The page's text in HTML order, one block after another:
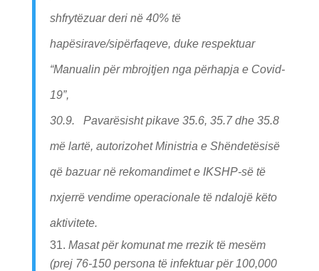
shfrytëzuar deri në 40% të
hapësirave/sipërfaqeve, duke respektuar
“Manualin për mbrojtjen nga përhapja e Covid-
19”,
30.9. Pavarësisht pikave 35.6, 35.7 dhe 35.8
më lartë, autorizohet Ministria e Shëndetësisë
që bazuar në rekomandimet e IKSHP-së të
nxjerrë vendime operacionale të ndalojë këto
aktivitete.
Masat për komunat me rrezik të mesëm
(prej 76-150 persona të infektuar për 100,000